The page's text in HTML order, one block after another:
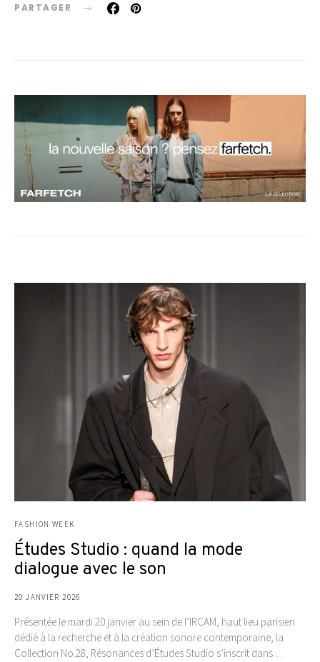
PARTAGER
FASHION WEEK
Études Studio : quand la mode
dialogue avec le son
20 JANVIER 2026
Présentée le mardi 20 janvier au sein de l’IRCAM, haut lieu parisien
dédié à la recherche et à la création sonore contemporaine, la
Collection No.28, Résonances d’Études Studio s’inscrit dans…